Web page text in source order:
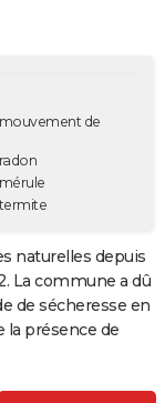
mouvement de
termite
naturelles depuis
La commune a dû
de sécheresse en
la présence de